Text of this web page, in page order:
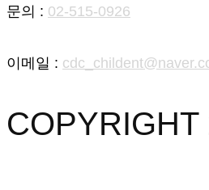
문의 : 02-515-0926
이메일 :